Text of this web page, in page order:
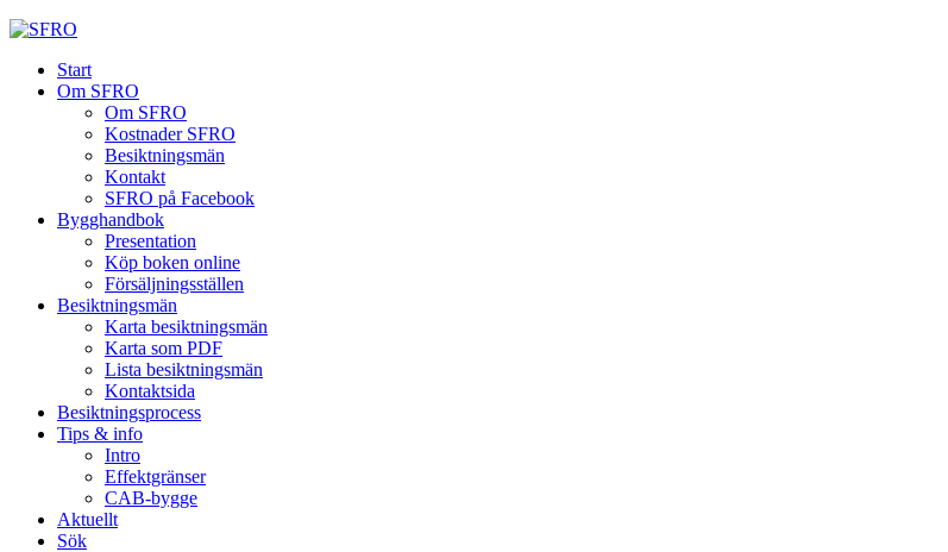
Start
Om SFRO
Om SFRO
Kostnader SFRO
Besiktningsmän
Kontakt
SFRO på Facebook
Bygghandbok
Presentation
Köp boken online
Försäljningsställen
Besiktningsmän
Karta besiktningsmän
Karta som PDF
Lista besiktningsmän
Kontaktsida
Besiktningsprocess
Tips & info
Intro
Effektgränser
CAB-bygge
Aktuellt
Sök